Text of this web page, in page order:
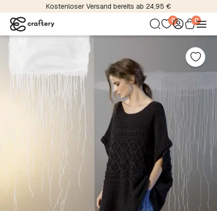
Kostenloser Versand bereits ab 24,95 €
0 0